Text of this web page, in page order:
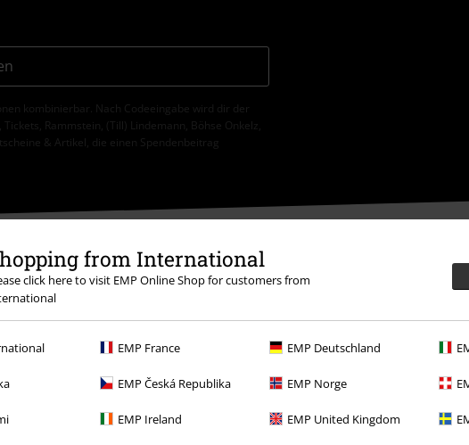
from International
click here to visit EMP Online Shop for customers from
EMP France EMP Deutschland
EMP Česká Republika EMP Norge
EMP Ireland EMP United Kingdom
kombinierbar. Nach Codeeingabe wird dir der
Rammstein, (Till) Lindemann, Böhse Onkelz,
& Artikel, die einen Spendenbeitrag
Mehr Infos